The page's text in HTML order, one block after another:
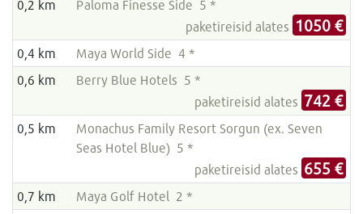
0,2 km
Paloma Finesse Side 5 *
paketireisid alates 1050 €
0,4 km
Maya World Side 4 *
0,6 km
Berry Blue Hotels 5 *
paketireisid alates 742 €
0,5 km
Monachus Family Resort Sorgun (ex. Seven
Seas Hotel Blue) 5 *
paketireisid alates 655 €
0,7 km
Maya Golf Hotel 2 *